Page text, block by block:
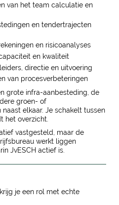
van het team calculatie en
en tendertrajecten
en risicoanalyses
en kwaliteit
directie en uitvoering
van procesverbeteringen
grote infra-aanbesteding, de
groen- of
elkaar. Je schakelt tussen
het overzicht.
vastgesteld, maar de
werkt liggen
JvESCH actief is.
krijg je een rol met echte